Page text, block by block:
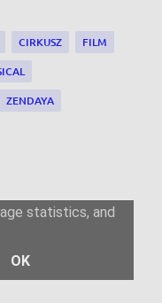
CIRKUSZ
FILM
ZENDAYA